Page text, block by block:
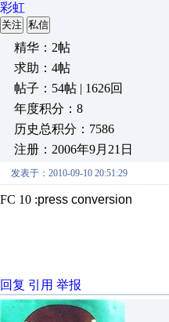
彩虹
关注 私信
精华：2帖
求助：4帖
帖子：54帖 | 1626回
年度积分：8
历史总积分：7586
注册：2006年9月21日
发表于：2010-09-10 20:51:29
FC 10 :press conversion
回复 引用 举报